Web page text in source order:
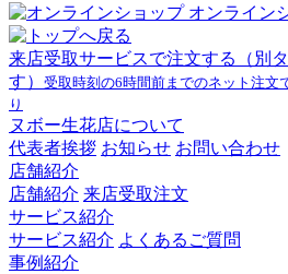
オンライン
来店受取サービスで注文する
（別
す） 受取時刻の6時間前までのネット注文
り
ヌボー生花店について
代表者挨拶 お知らせ お問い合わせ
店舗紹介
店舗紹介 来店受取注文
サービス紹介
サービス紹介 よくあるご質問
事例紹介